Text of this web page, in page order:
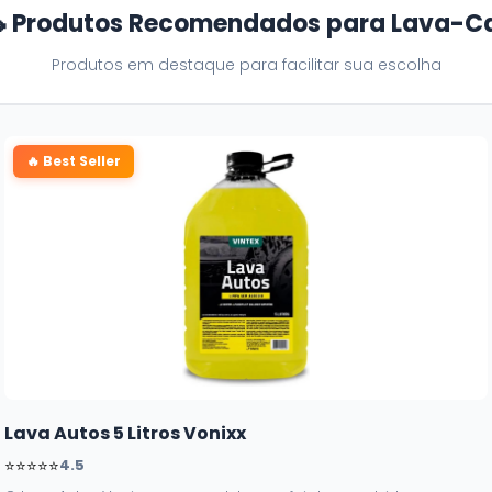
Produtos Recomendados para Lava-
Produtos em destaque para facilitar sua escolha
🔥 Best Seller
Lava Autos 5 Litros Vonixx
⭐⭐⭐⭐⭐4.5